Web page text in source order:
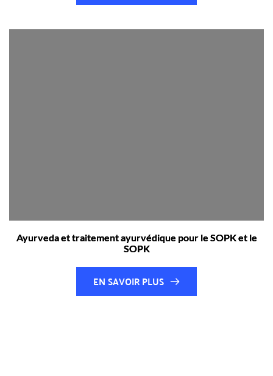
Ayurveda et traitement ayurvédique pour le SOPK et le
SOPK
EN SAVOIR PLUS